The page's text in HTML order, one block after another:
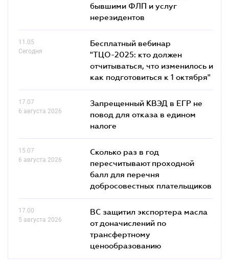
бывшими ФЛП и услуг
нерезидентов
11.05
Сегодня
Бесплатный вебинар
"ТЦО-2025: кто должен
отчитываться, что изменилось и
как подготовиться к 1 октября"
17.07
6 августа 2026
Запрещенный КВЭД в ЕГР не
повод для отказа в едином
налоге
15.07
6 августа 2026
Сколько раз в год
пересчитывают проходной
балл для перечня
добросовестных плательщиков
17.00
5 августа 2026
ВС защитил экспортера масла
от доначислений по
трансфертному
ценообразованию